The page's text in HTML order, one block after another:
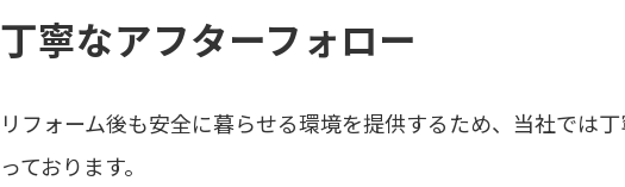
丁寧なアフターフォロー
リフォーム後も安全に暮らせる環境を提供するため、当社では
っております。